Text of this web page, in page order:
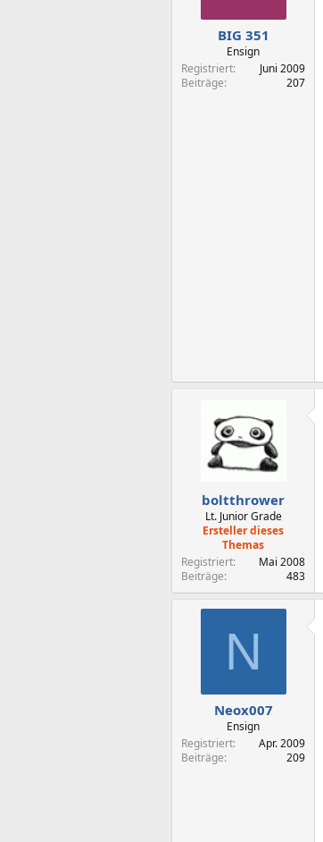
BIG 351
Ensign
Registriert
Juni 2009
Beiträge
207
boltthrower
Lt. Junior Grade
Ersteller dieses
Themas
Registriert
Mai 2008
Beiträge
483
N
Neox007
Ensign
Registriert
Apr. 2009
Beiträge
209